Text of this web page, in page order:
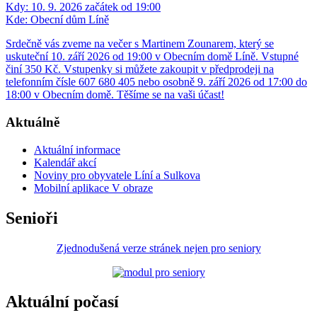
Kdy: 10. 9. 2026 začátek od 19:00
Kde: Obecní dům Líně
Srdečně vás zveme na večer s Martinem Zounarem, který se
uskuteční 10. září 2026 od 19:00 v Obecním domě Líně. Vstupné
činí 350 Kč. Vstupenky si můžete zakoupit v předprodeji na
telefonním čísle 607 680 405 nebo osobně 9. září 2026 od 17:00 do
18:00 v Obecním domě. Těšíme se na vaši účast!
Aktuálně
Aktuální informace
Kalendář akcí
Noviny pro obyvatele Líní a Sulkova
Mobilní aplikace V obraze
Senioři
Zjednodušená verze stránek nejen pro seniory
Aktuální počasí